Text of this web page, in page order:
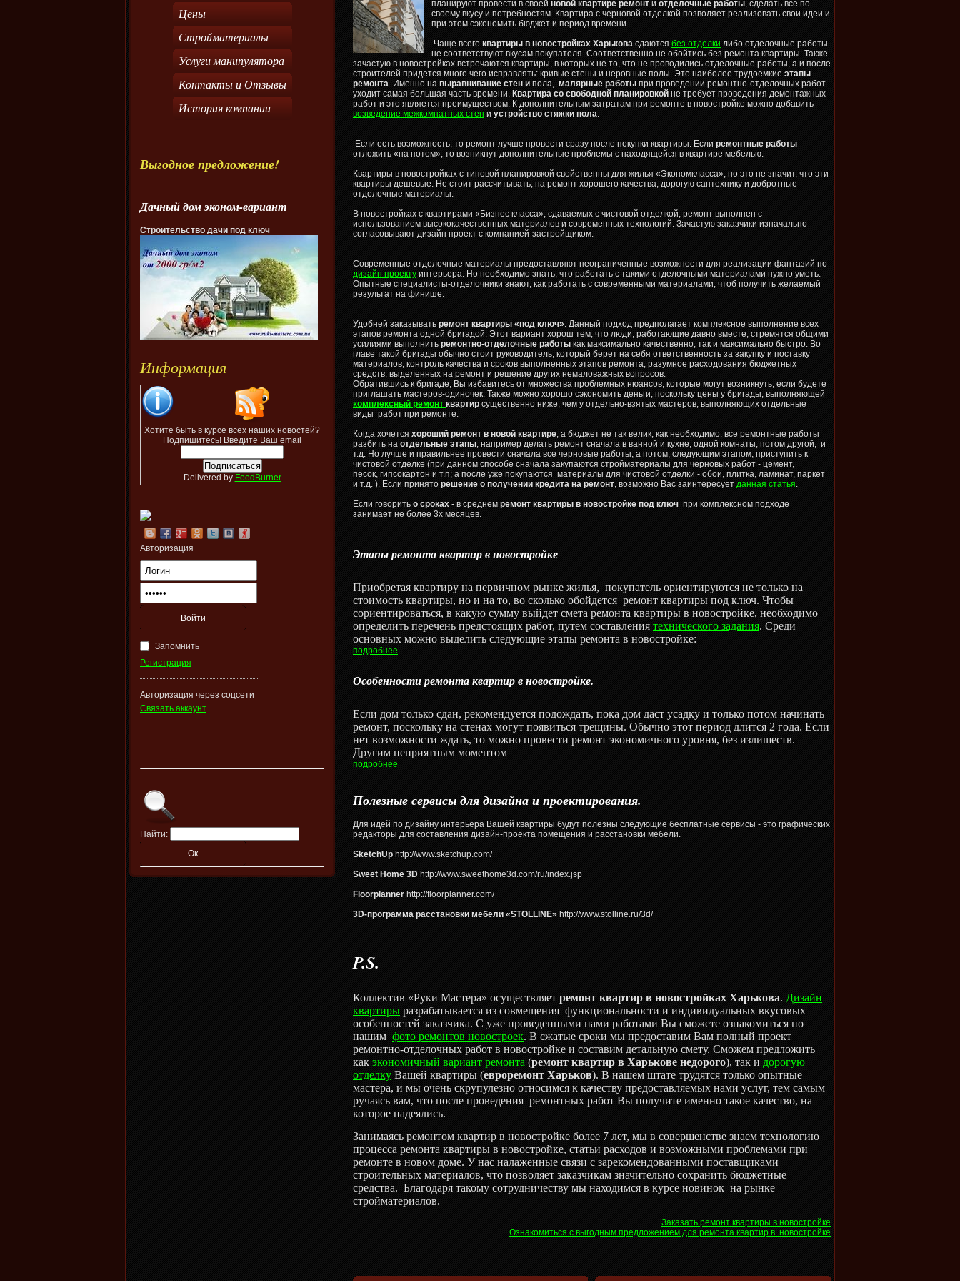
Цены
Стройматериалы
Услуги манипулятора
Контакты и Отзывы
История компании
Выгодное предложение!
Дачный дом эконом-вариант
Строительство дачи под ключ
Информация
Хотите быть в курсе всех наших новостей?
Подпишитесь! Введите Ваш email
Delivered by FeedBurner
Авторизация
Запомнить
Регистрация
Авторизация через соцсети
Связать аккаунт
Найти:
планируют провести в своей новой квартире ремонт и отделочные работы, сделать все по
своему вкусу и потребностям. Квартира с черновой отделкой позволяет реализовать свои идеи и
при этом сэкономить бюджет и период времени.
Чаще всего квартиры в новостройках Харькова сдаются без отделки либо отделочные работы
не соответствуют вкусам покупателя. Соответственно не обойтись без ремонта квартиры. Также
зачастую в новостройках встречаются квартиры, в которых не то, что не проводились отделочные работы, а и после
строителей придется много чего исправлять: кривые стены и неровные полы. Это наиболее трудоемкие этапы
ремонта. Именно на выравнивание стен и пола, малярные работы при проведении ремонтно-отделочных работ
уходит самая большая часть времени. Квартира со свободной планировкой не требует проведения демонтажных
работ и это является преимуществом. К дополнительным затратам при ремонте в новостройке можно добавить
возведение межкомнатных стен и устройство стяжки пола.
Если есть возможность, то ремонт лучше провести сразу после покупки квартиры. Если ремонтные работы
отложить «на потом», то возникнут дополнительные проблемы с находящейся в квартире мебелью.
Квартиры в новостройках с типовой планировкой свойственны для жилья «Экономкласса», но это не значит, что эти
квартиры дешевые. Не стоит рассчитывать, на ремонт хорошего качества, дорогую сантехнику и добротные
отделочные материалы.
В новостройках с квартирами «Бизнес класса», сдаваемых с чистовой отделкой, ремонт выполнен с
использованием высококачественных материалов и современных технологий. Зачастую заказчики изначально
согласовывают дизайн проект с компанией-застройщиком.
Современные отделочные материалы предоставляют неограниченные возможности для реализации фантазий по
дизайн проекту интерьера. Но необходимо знать, что работать с такими отделочными материалами нужно уметь.
Опытные специалисты-отделочники знают, как работать с современными материалами, чтоб получить желаемый
результат на финише.
Удобней заказывать ремонт квартиры «под ключ». Данный подход предполагает комплексное выполнение всех
этапов ремонта одной бригадой. Этот вариант хорош тем, что люди, работающие давно вместе, стремятся общими
усилиями выполнить ремонтно-отделочные работы как максимально качественно, так и максимально быстро. Во
главе такой бригады обычно стоит руководитель, который берет на себя ответственность за закупку и поставку
материалов, контроль качества и сроков выполненных этапов ремонта, разумное расходования бюджетных
средств, выделенных на ремонт и решение других немаловажных вопросов.
Обратившись к бригаде, Вы избавитесь от множества проблемных нюансов, которые могут возникнуть, если будете
приглашать мастеров-одиночек. Также можно хорошо сэкономить деньги, поскольку цены у бригады, выполняющей
комплексный ремонт квартир существенно ниже, чем у отдельно-взятых мастеров, выполняющих отдельные
виды работ при ремонте.
Когда хочется хороший ремонт в новой квартире, а бюджет не так велик, как необходимо, все ремонтные работы
разбить на отдельные этапы, например делать ремонт сначала в ванной и кухне, одной комнаты, потом другой, и
т.д. Но лучше и правильнее провести сначала все черновые работы, а потом, следующим этапом, приступить к
чистовой отделке (при данном способе сначала закупаются стройматериалы для черновых работ - цемент,
песок, гипсокартон и т.п; а после уже покупаются материалы для чистовой отделки - обои, плитка, ламинат, паркет
и т.д. ). Если принято решение о получении кредита на ремонт, возможно Вас заинтересует данная статья.
Если говорить о сроках - в среднем ремонт квартиры в новостройке под ключ при комплексном подходе
занимает не более 3х месяцев.
Этапы ремонта квартир в новостройке
Приобретая квартиру на первичном рынке жилья, покупатель ориентируются не только на
стоимость квартиры, но и на то, во сколько обойдется ремонт квартиры под ключ. Чтобы
сориентироваться, в какую сумму выйдет смета ремонта квартиры в новостройке, необходимо
определить перечень предстоящих работ, путем составления технического задания. Среди
основных можно выделить следующие этапы ремонта в новостройке:
подробнее
Особенности ремонта квартир в новостройке.
Если дом только сдан, рекомендуется подождать, пока дом даст усадку и только потом начинать
ремонт, поскольку на стенах могут появиться трещины. Обычно этот период длится 2 года. Если
нет возможности ждать, то можно провести ремонт экономичного уровня, без излишеств.
Другим неприятным моментом
подробнее
Полезные сервисы для дизайна и проектирования.
Для идей по дизайну интерьера Вашей квартиры будут полезны следующие бесплатные сервисы - это графических
редакторы для составления дизайн-проекта помещения и расстановки мебели.
SketchUp http://www.sketchup.com/
Sweet Home 3D http://www.sweethome3d.com/ru/index.jsp
Floorplanner http://floorplanner.com/
3D-программа расстановки мебели «STOLLINE» http://www.stolline.ru/3d/
P.S.
Коллектив «Руки Мастера» осуществляет ремонт квартир в новостройках Харькова. Дизайн
квартиры разрабатывается из совмещения функциональности и индивидуальных вкусовых
особенностей заказчика. С уже проведенными нами работами Вы сможете ознакомиться по
нашим фото ремонтов новостроек. В сжатые сроки мы предоставим Вам полный проект
ремонтно-отделочных работ в новостройке и составим детальную смету. Сможем предложить
как экономичный вариант ремонта (ремонт квартир в Харькове недорого), так и дорогую
отделку Вашей квартиры (евроремонт Харьков). В нашем штате трудятся только опытные
мастера, и мы очень скрупулезно относимся к качеству предоставляемых нами услуг, тем самым
ручаясь вам, что после проведения ремонтных работ Вы получите именно такое качество, на
которое надеялись.
Занимаясь ремонтом квартир в новостройке более 7 лет, мы в совершенстве знаем технологию
процесса ремонта квартиры в новостройке, статьи расходов и возможными проблемами при
ремонте в новом доме. У нас налаженные связи с зарекомендованными поставщиками
строительных материалов, что позволяет заказчикам значительно сохранить бюджетные
средства. Благодаря такому сотрудничеству мы находимся в курсе новинок на рынке
стройматериалов.
Заказать ремонт квартиры в новостройке
Ознакомиться с выгодным предложением для ремонта квартир в новостройке